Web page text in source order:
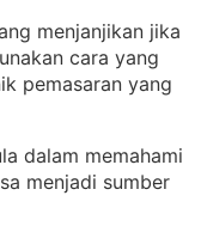
menjanjikan jika
cara yang
pemasaran yang
dalam memahami
menjadi sumber